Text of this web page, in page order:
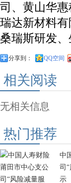
司、黄山华
瑞达新材料
桑瑞斯研发
分享到： QQ空间
相关阅读
无相关信息
热门推荐
中
司
示